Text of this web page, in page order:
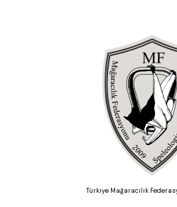
Türkiye Mağaracılık